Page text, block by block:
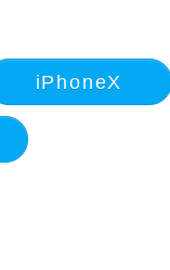
iPhoneX